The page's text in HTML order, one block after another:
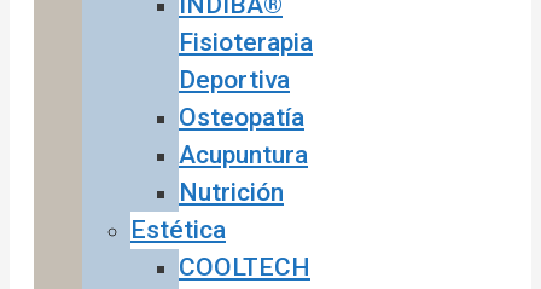
Fisioterapia
Deportiva
Osteopatía
Acupuntura
Nutrición
Estética
COOLTECH